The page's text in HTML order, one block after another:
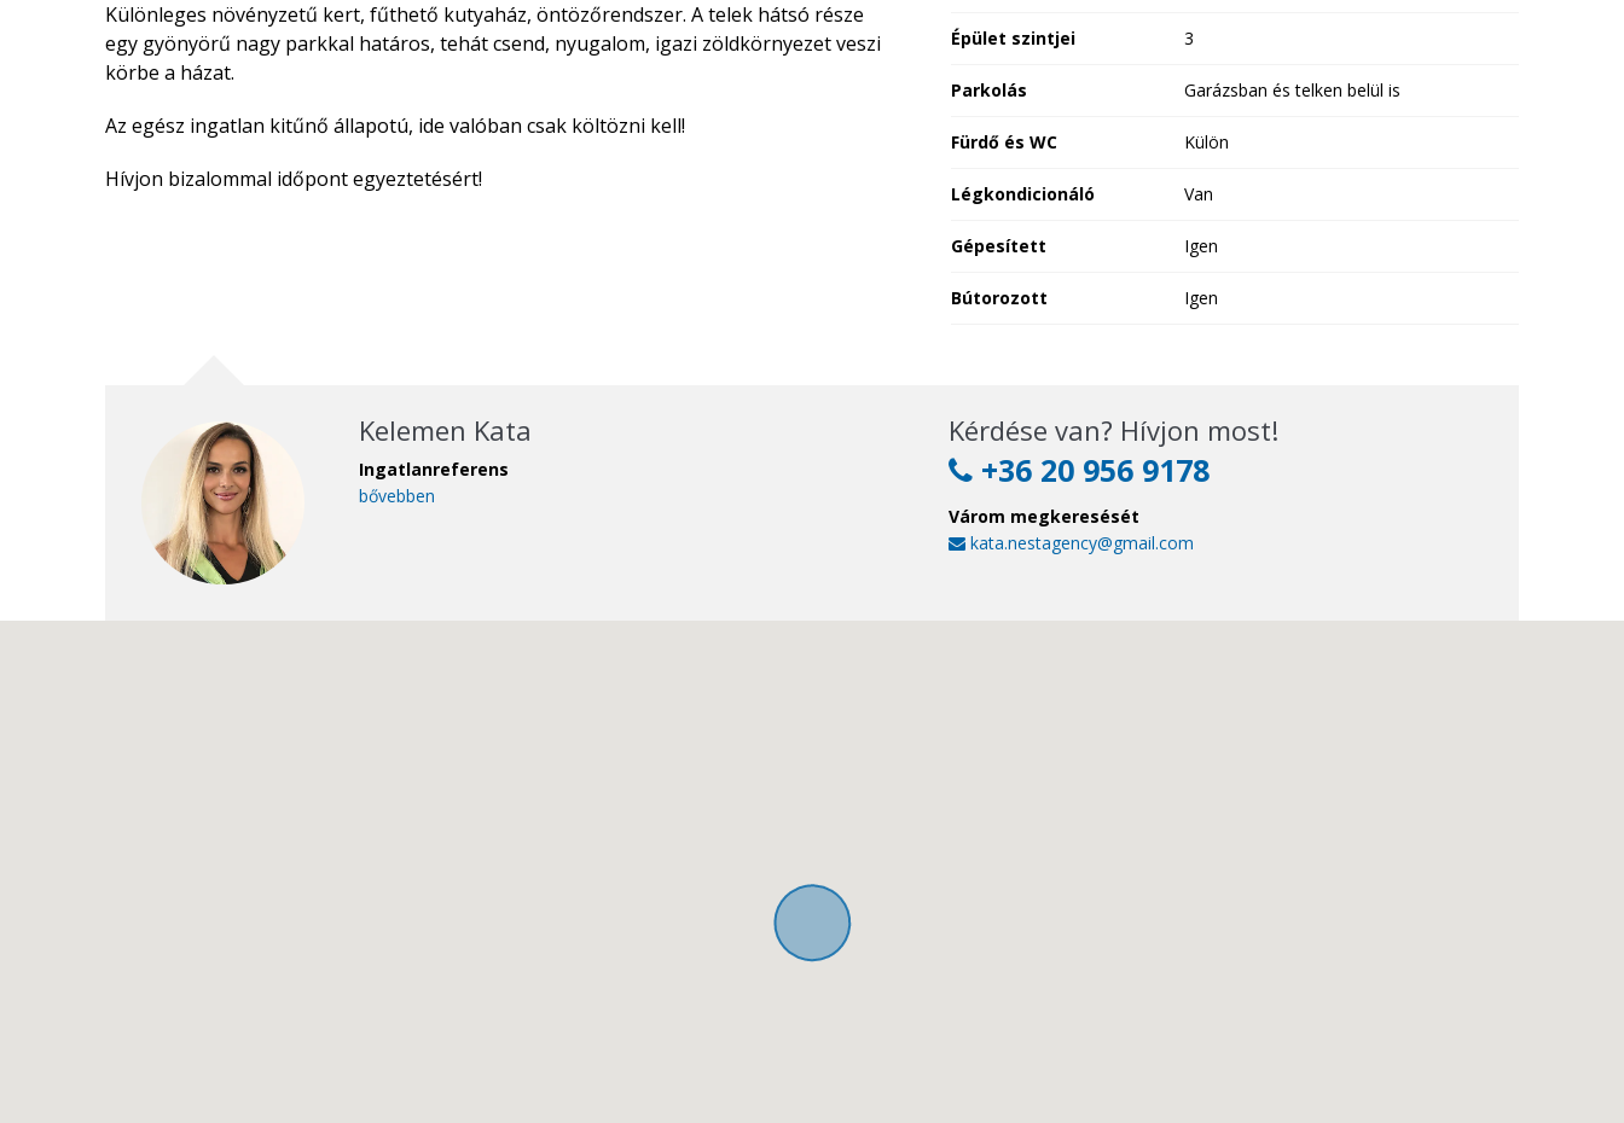
Különleges növényzetű kert, fűthető kutyaház, öntözőrendszer. A telek hátsó része
egy gyönyörű nagy parkkal határos, tehát csend, nyugalom, igazi zöldkörnyezet veszi
körbe a házat.
Az egész ingatlan kitűnő állapotú, ide valóban csak költözni kell!
Hívjon bizalommal időpont egyeztetésért!
Épület szintjei 3
Parkolás Garázsban és telken belül is
Fürdő és WC Külön
Légkondicionáló Van
Gépesített Igen
Bútorozott Igen
Kelemen Kata
Ingatlanreferens
bővebben
Kérdése van? Hívjon most!
+36 20 956 9178
Várom megkeresését
kata.nestagency@gmail.com